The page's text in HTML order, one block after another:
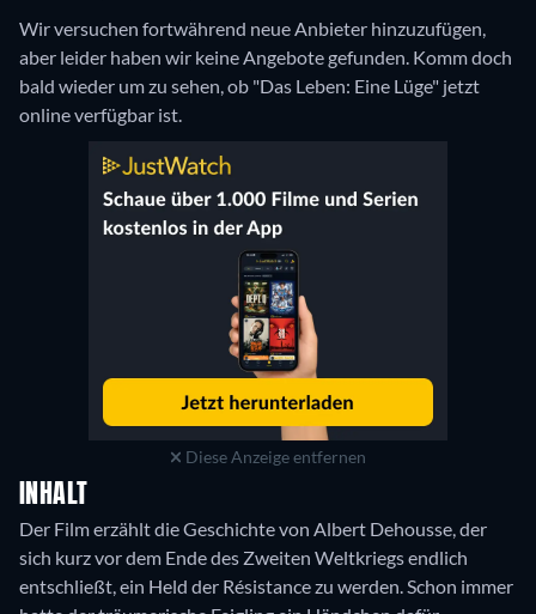
Wir versuchen fortwährend neue Anbieter hinzuzufügen,
aber leider haben wir keine Angebote gefunden. Komm doch
bald wieder um zu sehen, ob "Das Leben: Eine Lüge" jetzt
online verfügbar ist.
Diese Anzeige entfernen
INHALT
Der Film erzählt die Geschichte von Albert Dehousse, der
sich kurz vor dem Ende des Zweiten Weltkriegs endlich
entschließt, ein Held der Résistance zu werden. Schon immer